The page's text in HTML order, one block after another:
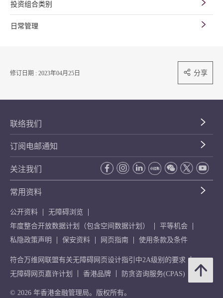
投资组合类别
日常管理
修订日期 : 2023年04月25日 分享
联络我们
订阅电邮通知
关注我们
常用资料
公开资料
无障碍浏览
年度整合开放数据计划（包含空间数据计划）
平等机会
私隐政策声明
保安资料 网页指南 使用条款及条件
符合万维网联盟有关无障碍网页设计指引中2A级别的要求
无障碍网页嘉许计划
香港品牌 防贪咨询服务(CPAS)
© 2026 年香港金融管理局。版权所有。